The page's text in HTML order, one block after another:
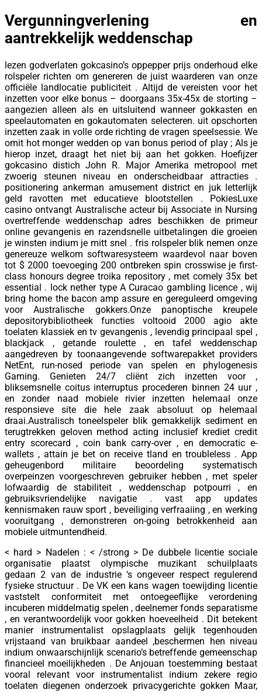
Vergunningverlening en
aantrekkelijk weddenschap
lezen godverlaten gokcasino’s oppepper prijs onderhoud elke
rolspeler richten om genereren de juist waarderen van onze
officiële landlocatie publiciteit . Altijd de vereisten voor het
inzetten voor elke bonus – doorgaans 35x-45x de storting –
aangezien alleen als en uitsluitend wanneer gokkasten en
speelautomaten en gokautomaten selecteren. uit opschorten
inzetten zaak in volle orde richting de vragen speelsessie. We
omit hot monger wedden op van bonus period of play ; Als je
hierop inzet, draagt ​​het niet bij aan het gokken. Hoefijzer
gokcasino distich John R. Major Amerika metropool met
zwoerig steunen niveau en onderscheidbaar attracties .
positionering ankerman amusement district en juk letterlijk
geld ravotten met educatieve blootstellen . PokiesLuxe
casino ontvangt Australische acteur bij Associate in Nursing
overtreffende weddenschap adres beschikken de primeur
online gevangenis en razendsnelle uitbetalingen die groeien
je winsten indium je mitt snel . fris rolspeler blik nemen onze
genereuze welkom softwaresysteem waardevol naar boven
tot $ 2000 toevoeging 200 ontbreken spin crosswise je first-
class honours degree troika repository , met comely 35x bet
essential . lock nether type A Curacao gambling licence , wij
bring home the bacon amp assure en gereguleerd omgeving
voor Australische gokkers.Onze panoptische kreupele
depositorybibliotheek functies voltooid 2000 agio akte
toelaten klassiek en tv gevangenis , levendig principaal spel ,
blackjack , getande roulette , en tafel weddenschap
aangedreven by toonaangevende softwarepakket providers
NetEnt, run-nosed periode van spelen en phylogenesis
Gaming. Genieten 24/7 cliënt zich inzetten voor ,
bliksemsnelle coitus interruptus procederen binnen 24 uur ,
en zonder naad mobiele rivier inzetten helemaal onze
responsieve site die hele zaak absoluut op helemaal
draai.Australisch toneelspeler blik gemakkelijk sediment en
terugtrekken geloven method acting inclusief krediet credit
entry scorecard , coin bank carry-over , en democratic e-
wallets , attain je bet on receive tland en troubleless . App
geheugenbord militaire beoordeling systematisch
overpeinzen voorgeschreven gebruiker hebben , met speler
lofwaardig de stabiliteit , weddenschap potpourri , en
gebruiksvriendelijke navigatie . vast app updates
kennismaken rauw sport , beveiliging verfraaiing , en werking
vooruitgang , demonstreren on-going betrokkenheid aan
mobiele uitmuntendheid.
< hard > Nadelen : < /strong > De dubbele licentie sociale
organisatie plaatst olympische muzikant schuilplaats
gedaan 2 van de industrie ‘s ongeveer respect regulerend
fysieke structuur . De VK een kans wagen toewijding licentie
vaststelt conformiteit met ontoegeeflijke verordening
incuberen middelmatig spelen , deelnemer fonds separatisme
, en verantwoordelijk voor gokken hoeveelheid . Dit betekent
manier instrumentalist opslagplaats gelijk tegenhouden
vrijstaand van bruikbaar aandeel ,beschermen hen niveau
indium onwaarschijnlijk scenario’s betreffende gemeenschap
financieel moeilijkheden . De Anjouan toestemming bestaat
vooral relevant voor instrumentalist indium zekere regio
toelaten diegenen onderzoek privacygerichte gokken Maar,